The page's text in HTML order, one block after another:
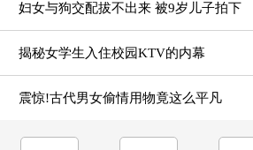
妇女与狗交配拔不出来 被9岁儿子拍下
揭秘女学生入住校园KTV的内幕
震惊!古代男女偷情用物竟这么平凡